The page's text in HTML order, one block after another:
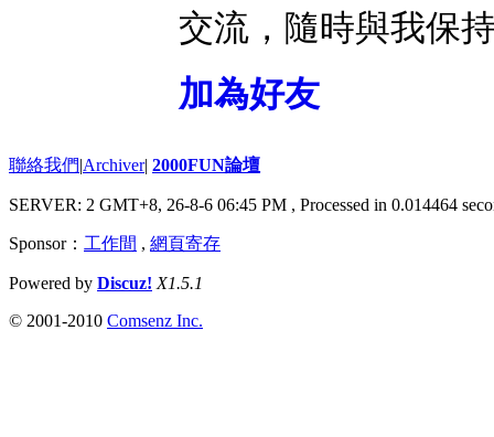
交流，隨時與我保
加為好友
聯絡我們|Archiver| 2000FUN論壇
SERVER: 2 GMT+8, 26-8-6 06:45 PM , Processed in 0.014464
Sponsor： 工作間 , 網頁寄存
Powered by Discuz! X1.5.1
© 2001-2010 Comsenz Inc.